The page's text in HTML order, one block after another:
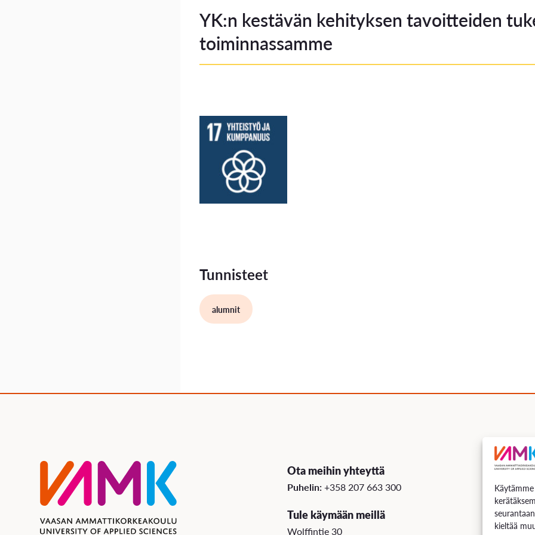
kieltää
YK:n kestävän kehityksen tavoitteiden
toiminnassamme
Tunnisteet
alumnit
Ota meihin yhteyttä
Puhelin:+358 207 663 300
Tule käymään meillä
Wolffintie 30